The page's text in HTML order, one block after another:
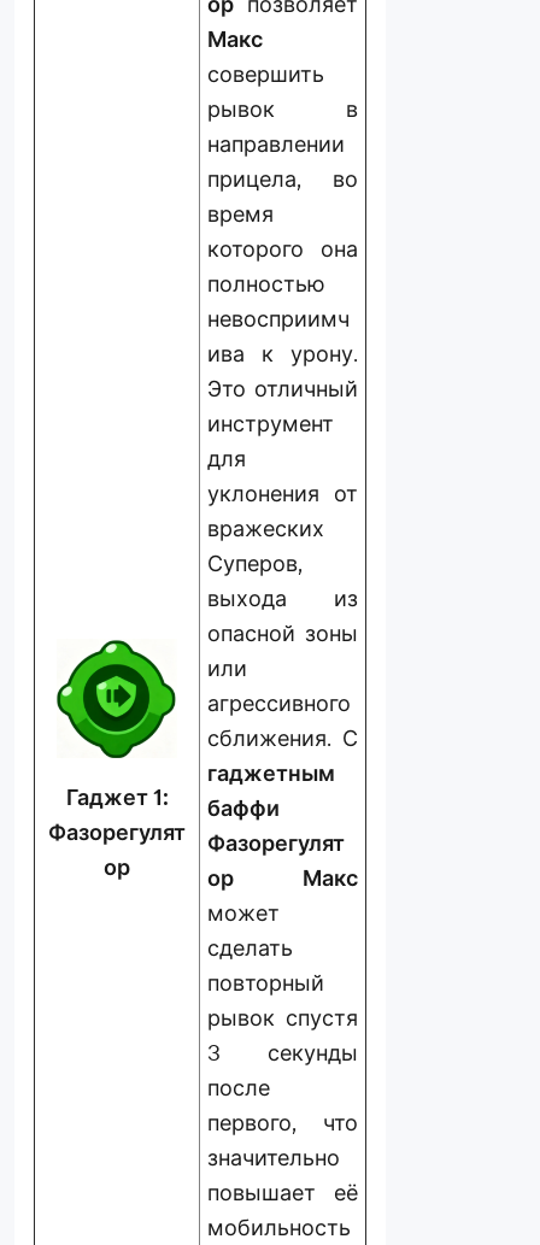
Гаджет 1:
Фазорегулят
ор
Макс
совершить
рывок в
направлении
прицела, во
время
которого она
полностью
невосприимч
ива к урону.
Это отличный
инструмент
для
уклонения от
вражеских
Суперов,
выхода из
опасной зоны
или
агрессивного
сближения. С
гаджетным
баффи
Фазорегулят
ор Макс
может
сделать
повторный
рывок спустя
3 секунды
после
первого, что
значительно
повышает её
мобильность